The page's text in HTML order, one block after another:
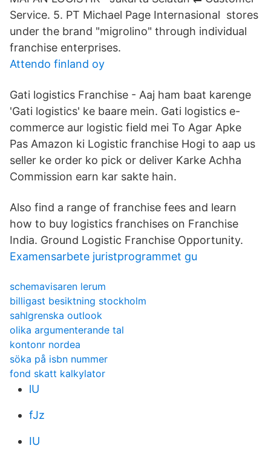
Service. 5. PT Michael Page Internasional stores
under the brand "migrolino" through individual
franchise enterprises.
Attendo finland oy
Gati logistics Franchise - Aaj ham baat karenge
'Gati logistics' ke baare mein. Gati logistics e-
commerce aur logistic field mei To Agar Apke
Pas Amazon ki Logistic franchise Hogi to aap us
seller ke order ko pick or deliver Karke Achha
Commission earn kar sakte hain.
Also find a range of franchise fees and learn
how to buy logistics franchises on Franchise
India. Ground Logistic Franchise Opportunity.
Examensarbete juristprogrammet gu
schemavisaren lerum
billigast besiktning stockholm
sahlgrenska outlook
olika argumenterande tal
kontonr nordea
söka på isbn nummer
fond skatt kalkylator
lU
fJz
IU